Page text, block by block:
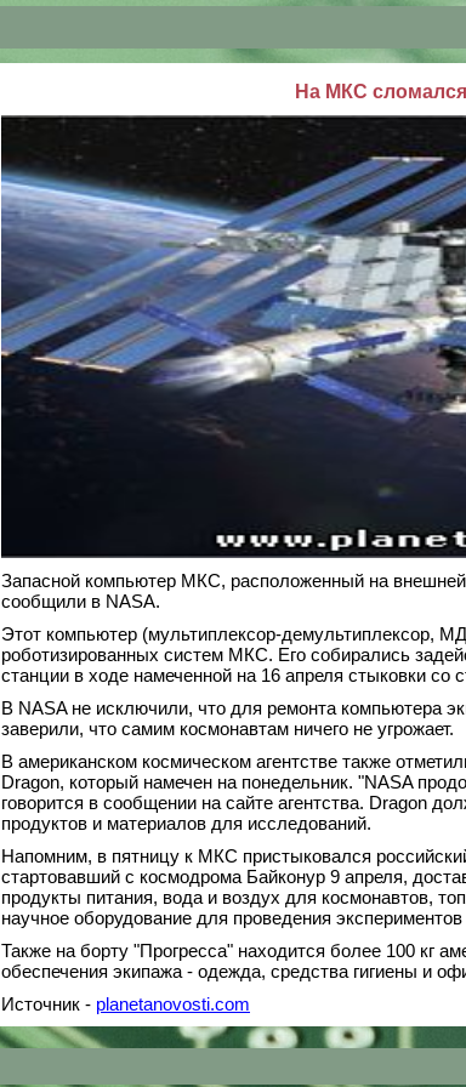
На МКС
Запасной компьютер МКС, расположенный на
сообщили в NASA.
Этот компьютер (мультиплексор-демультиплексор,
роботизированных систем МКС. Его собирались
станции в ходе намеченной на 16 апреля стыковки со
В NASA не исключили, что для ремонта компьютера
заверили, что самим космонавтам ничего не угрожает.
В американском космическом агентстве также
Dragon, который намечен на понедельник. "NASA
говорится в сообщении на сайте агентства. Dragon
продуктов и материалов для исследований.
Напомним, в пятницу к МКС пристыковался
стартовавший с космодрома Байконур 9 апреля,
продукты питания, вода и воздух для космонавтов,
научное оборудование для проведения
Также на борту "Прогресса" находится более 100 кг
обеспечения экипажа - одежда, средства гигиены и
Источник - planetanovosti.com